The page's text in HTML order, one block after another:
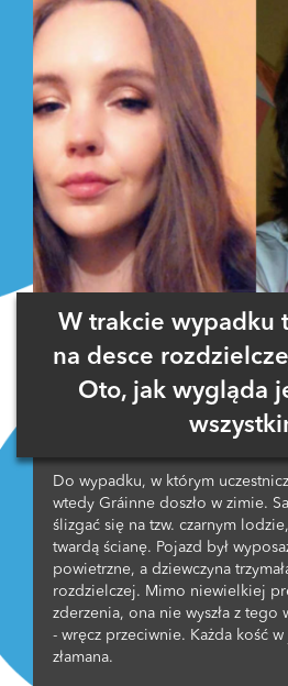
W trakcie wypadku
na desce
Oto, jak wygląda
Do wypadku, w którym
wtedy Gráinne doszło w zimie.
ślizgać się na tzw. czarnym
twardą ścianę. Pojazd był
powietrzne, a dziewczyna
rozdzielczej. Mimo niewielkiej
zderzenia, ona nie wyszła z tego
- wręcz przeciwnie. Każda kość w
złamana.